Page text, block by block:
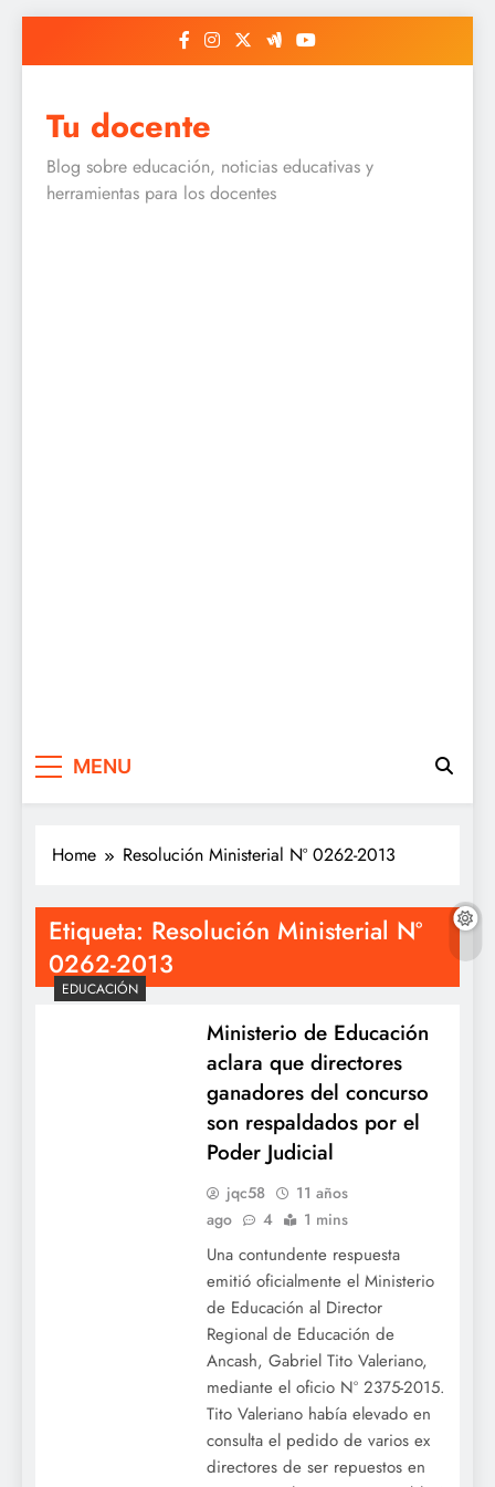
Tu docente
Blog sobre educación, noticias educativas y
herramientas para los docentes
MENU
Home Resolución Ministerial Nº 0262-2013
Etiqueta: Resolución Ministerial Nº
0262-2013
EDUCACIÓN
Ministerio de Educación
aclara que directores
ganadores del concurso
son respaldados por el
Poder Judicial
jqc58
11 años
ago
4 1 mins
Una contundente respuesta
emitió oficialmente el Ministerio
de Educación al Director
Regional de Educación de
Ancash, Gabriel Tito Valeriano,
mediante el oficio Nº 2375-2015.
Tito Valeriano había elevado en
consulta el pedido de varios ex
directores de ser repuestos en